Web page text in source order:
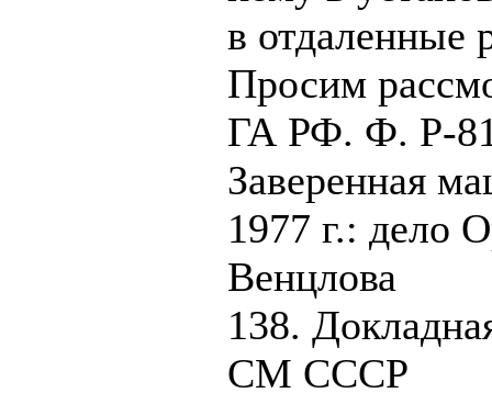
в отдаленные
Просим
ГА РФ. Ф. Р-
Заверенная
1977 г.: дело
Венцлова
138.
СМ СССР